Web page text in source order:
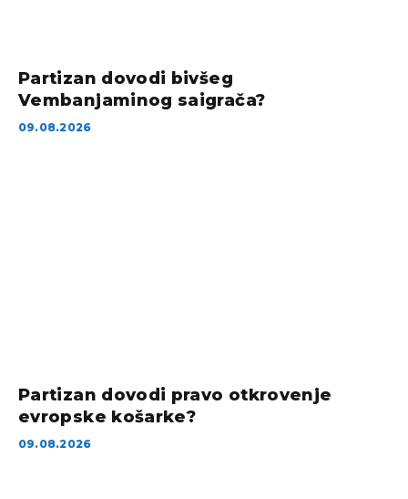
Partizan dovodi bivšeg
Vembanjaminog saigrača?
09.08.2026
Partizan dovodi pravo otkrovenje
evropske košarke?
09.08.2026